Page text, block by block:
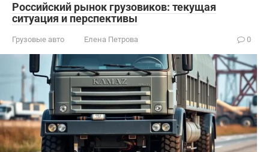
Российский рынок грузовиков: текущая
ситуация и перспективы
Грузовые авто Елена Петрова 0